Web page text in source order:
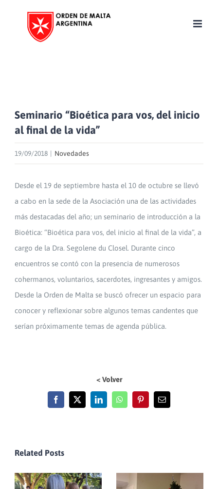
Seminario “Bioética para vos, del inicio
al final de la vida”
19/09/2018 Novedades
Desde el 19 de septiembre hasta el 10 de octubre se llevó
a cabo en la sede de la Asociación una de las actividades
más destacadas del año; un seminario de introducción a la
Bioética: “Bioética para vos, del inicio al final de la vida”, a
cargo de la Dra. Segolene du Closel. Durante cinco
encuentros se contó con la presencia de numerosos
cohermanos, voluntarios, sacerdotes, ingresantes y amigos.
Desde la Orden de Malta se buscó ofrecer un espacio para
conocer y reflexionar sobre algunos temas candentes que
serían próximamente temas de agenda pública.
< Volver
Facebook
X LinkedInWhatsAppPinterestEmail
Related Posts